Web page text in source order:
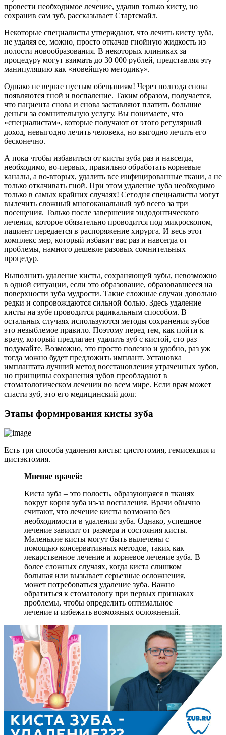
провести необходимое лечение, удалив только кисту, но
сохранив сам зуб, рассказывает Стартсмайл.
Некоторые специалисты утверждают, что лечить кисту зуба,
не удаляя ее, можно, просто откачав гнойную жидкость из
полости новообразования. В некоторых клиниках за
процедуру могут взимать до 30 000 рублей, представляя эту
манипуляцию как «новейшую методику».
Однако не верьте пустым обещаниям! Через полгода снова
появляются гной и воспаление. Таким образом, получается,
что пациента снова и снова заставляют платить большие
деньги за сомнительную услугу. Вы понимаете, что
«специалистам», которые получают от этого регулярный
доход, невыгодно лечить человека, но выгодно лечить его
бесконечно.
А пока чтобы избавиться от кисты зуба раз и навсегда,
необходимо, во-первых, правильно обработать корневые
каналы, а во-вторых, удалить все инфицированные ткани, а не
только откачивать гной. При этом удаление зуба необходимо
только в самых крайних случаях! Сегодня специалисты могут
вылечить сложный многоканальный зуб всего за три
посещения. Только после завершения эндодонтического
лечения, которое обязательно проводится под микроскопом,
пациент передается в распоряжение хирурга. И весь этот
комплекс мер, который избавит вас раз и навсегда от
проблемы, намного дешевле разовых сомнительных
процедур.
Выполнить удаление кисты, сохраняющей зубы, невозможно
в одной ситуации, если это образование, образовавшееся на
поверхности зуба мудрости. Такие сложные случаи довольно
редки и сопровождаются сильной болью. Здесь удаление
кисты на зубе проводится радикальным способом. В
остальных случаях используются методы сохранения зубов
это незыблемое правило. Поэтому перед тем, как пойти к
врачу, который предлагает удалить зуб с кистой, сто раз
подумайте. Возможно, это просто полезно и удобно, раз уж
тогда можно будет предложить имплант. Установка
имплантата лучший метод восстановления утраченных зубов,
но принципы сохранения зубов преобладают в
стоматологическом лечении во всем мире. Если врач может
спасти зуб, это его медицинский долг.
Этапы формирования кисты зуба
Есть три способа удаления кисты: цистотомия, гемисекция и
цистэктомия.
Мнение врачей:
Киста зуба – это полость, образующаяся в тканях
вокруг корня зуба из-за воспаления. Врачи обычно
считают, что лечение кисты возможно без
необходимости в удалении зуба. Однако, успешное
лечение зависит от размера и состояния кисты.
Маленькие кисты могут быть вылечены с
помощью консервативных методов, таких как
лекарственное лечение и корневое лечение зуба. В
более сложных случаях, когда киста слишком
большая или вызывает серьезные осложнения,
может потребоваться удаление зуба. Важно
обратиться к стоматологу при первых признаках
проблемы, чтобы определить оптимальное
лечение и избежать возможных осложнений.